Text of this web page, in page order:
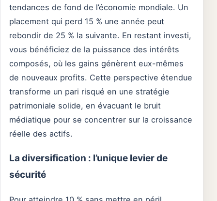
tendances de fond de l’économie mondiale. Un
placement qui perd 15 % une année peut
rebondir de 25 % la suivante. En restant investi,
vous bénéficiez de la puissance des intérêts
composés, où les gains génèrent eux-mêmes
de nouveaux profits. Cette perspective étendue
transforme un pari risqué en une stratégie
patrimoniale solide, en évacuant le bruit
médiatique pour se concentrer sur la croissance
réelle des actifs.
La diversification : l’unique levier de
sécurité